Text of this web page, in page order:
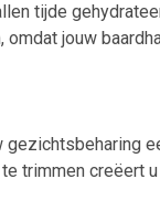
tijde
jouw
gezichtsbeharing
trimmen creëert